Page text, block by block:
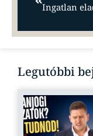
Legutóbbi